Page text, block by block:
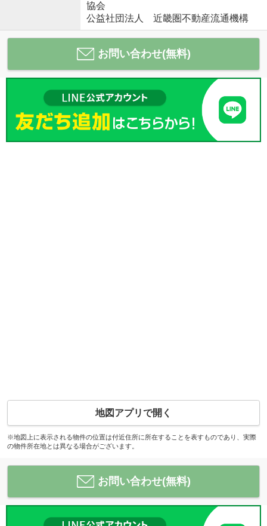
協会
公益社団法人 近畿圏不動産流通機構
お問い合わせ(無料)
地図アプリで開く
※地図上に表示される物件の位置は付近住所に所在することを表すものであり、実際
の物件所在地とは異なる場合がございます。
お問い合わせ(無料)